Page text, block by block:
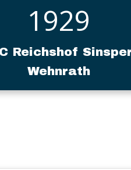
1929
Reichshof
Wehnrath